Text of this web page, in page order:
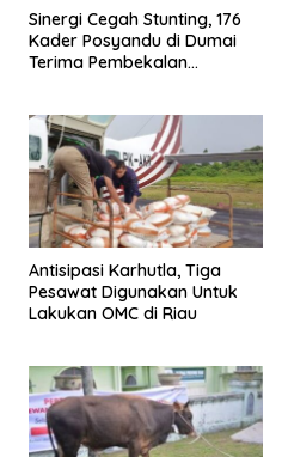
Sinergi Cegah Stunting, 176
Kader Posyandu di Dumai
Terima Pembekalan
Antisipasi Karhutla, Tiga
Pesawat Digunakan Untuk
Lakukan OMC di Riau